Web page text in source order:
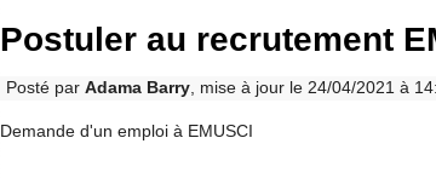
Postuler au recrutement
Posté par Adama Barry , mise à jour le 24/04/2021 à
Demande d'un emploi à EMUSCI